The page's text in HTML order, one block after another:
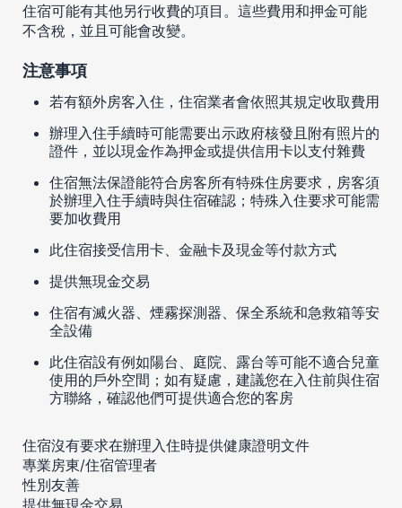
住宿可能有其他另行收費的項目。這些費用和押金可能
不含稅，並且可能會改變。
注意事項
若有額外房客入住，住宿業者會依照其規定收取費用
辦理入住手續時可能需要出示政府核發且附有照片的
證件，並以現金作為押金或提供信用卡以支付雜費
住宿無法保證能符合房客所有特殊住房要求，房客須
於辦理入住手續時與住宿確認；特殊入住要求可能需
要加收費用
此住宿接受信用卡、金融卡及現金等付款方式
提供無現金交易
住宿有滅火器、煙霧探測器、保全系統和急救箱等安
全設備
此住宿設有例如陽台、庭院、露台等可能不適合兒童
使用的戶外空間；如有疑慮，建議您在入住前與住宿
方聯絡，確認他們可提供適合您的客房
住宿沒有要求在辦理入住時提供健康證明文件
專業房東/住宿管理者
性別友善
提供無現金交易